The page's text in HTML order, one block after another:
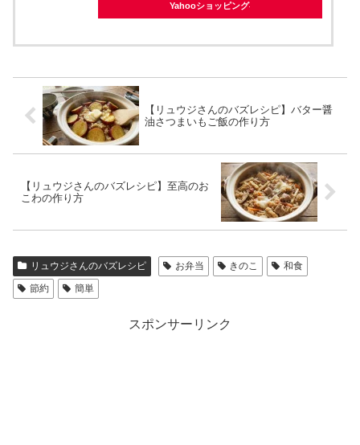
Yahooショッピング
【リュウジさんのバズレシピ】バター醤
油さつまいもご飯の作り方
【リュウジさんのバズレシピ】至高のお
こわの作り方
リュウジさんのバズレシピ お弁当 きのこ
和食
節約
簡単
スポンサーリンク